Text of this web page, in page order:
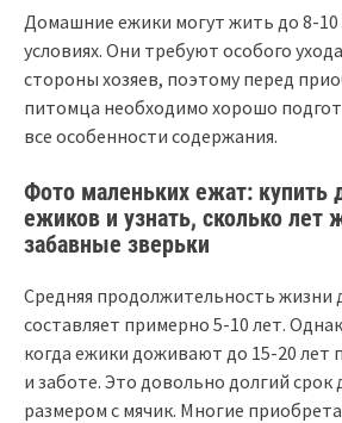
Домашние ежики могут жить до 8-
условиях. Они требуют особого
стороны хозяев, поэтому перед
питомца необходимо хорошо
все особенности содержания.
Фото маленьких ежат: купить
ежиков и узнать, сколько лет
забавные зверьки
Средняя продолжительность жизни
составляет примерно 5-10 лет.
когда ежики доживают до 15-20 лет
и заботе. Это довольно долгий срок
размером с мячик. Многие